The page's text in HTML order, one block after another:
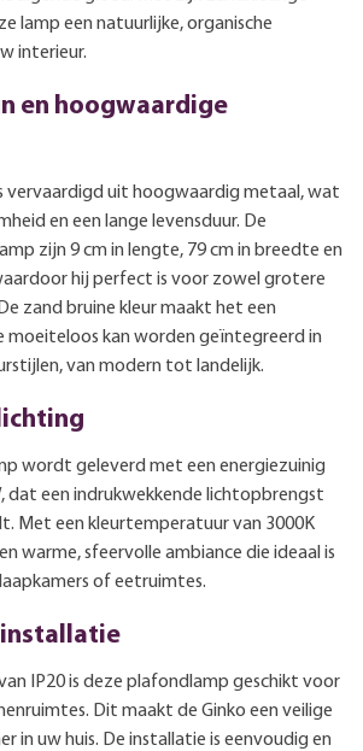
lamp een natuurlijke, organische
interieur.
en hoogwaardige
vervaardigd uit hoogwaardig metaal, wat
en een lange levensduur. De
zijn 9 cm in lengte, 79 cm in breedte en
hij perfect is voor zowel grotere
zand bruine kleur maakt het een
moeiteloos kan worden geïntegreerd in
van modern tot landelijk.
wordt geleverd met een energiezuinig
dat een indrukwekkende lichtopbrengst
Met een kleurtemperatuur van 3000K
warme, sfeervolle ambiance die ideaal is
of eetruimtes.
installatie
IP20 is deze plafondlamp geschikt voor
Dit maakt de Ginko een veilige
in uw huis. De installatie is eenvoudig en